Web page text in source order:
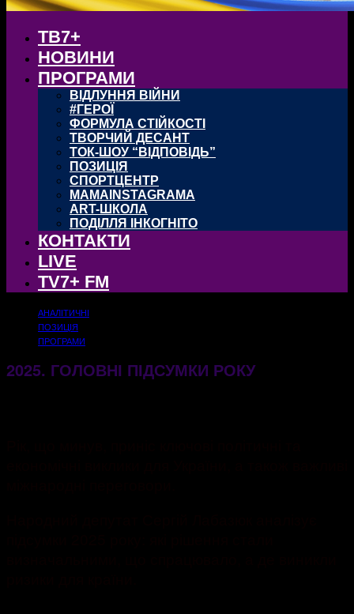
ТВ7+
НОВИНИ
ПРОГРАМИ
ВІДЛУННЯ ВІЙНИ
#ГЕРОЇ
ФОРМУЛА СТІЙКОСТІ
ТВОРЧИЙ ДЕСАНТ
ТОК-ШОУ “ВІДПОВІДЬ”
ПОЗИЦІЯ
СПОРТЦЕНТР
MAMAINSTAGRAMA
ART-ШКОЛА
ПОДІЛЛЯ ІНКОГНІТО
КОНТАКТИ
LIVE
TV7+ FM
АНАЛІТИЧНІ
ПОЗИЦІЯ
ПРОГРАМИ
2025. ГОЛОВНІ ПІДСУМКИ РОКУ